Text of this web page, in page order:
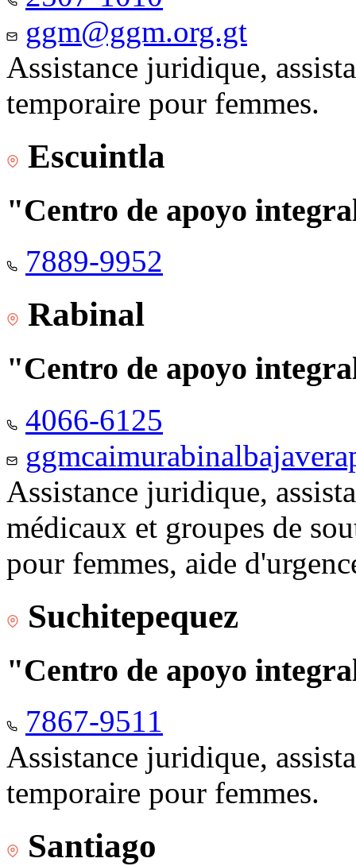
ggm@ggm.org.gt
Assistance juridique,
temporaire pour femmes.
Escuintla
"Centro de apoyo
7889-9952
Rabinal
"Centro de apoyo
4066-6125
Assistance juridique,
médicaux et groupes de
pour femmes, aide
Suchitepequez
"Centro de apoyo
7867-9511
Assistance juridique,
temporaire pour femmes.
Santiago